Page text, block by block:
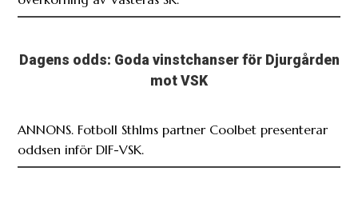
Dagens odds: Goda vinstchanser för Djurgården
mot VSK
ANNONS. Fotboll Sthlms partner Coolbet presenterar
oddsen inför DIF-VSK.